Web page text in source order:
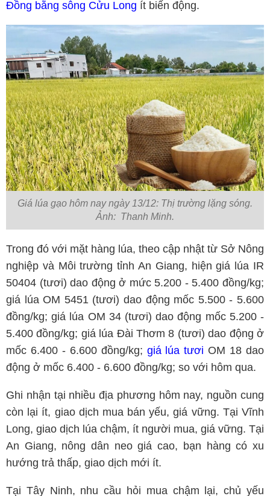
Đồng bằng sông Cửu Long ít biến động.
Giá lúa gạo hôm nay ngày 13/12: Thị trường lặng sóng.
Ảnh: Thanh Minh.
Trong đó với mặt hàng lúa, theo cập nhật từ Sở Nông
nghiệp và Môi trường tỉnh An Giang, hiện giá lúa IR
50404 (tươi) dao động ở mức 5.200 - 5.400 đồng/kg;
giá lúa OM 5451 (tươi) dao động mốc 5.500 - 5.600
đồng/kg; giá lúa OM 34 (tươi) dao động mốc 5.200 -
5.400 đồng/kg; giá lúa Đài Thơm 8 (tươi) dao động ở
mốc 6.400 - 6.600 đồng/kg; giá lúa tươi OM 18 dao
động ở mốc 6.400 - 6.600 đồng/kg; so với hôm qua.
Ghi nhận tại nhiều địa phương hôm nay, nguồn cung
còn lại ít, giao dịch mua bán yếu, giá vững. Tại Vĩnh
Long, giao dịch lúa chậm, ít người mua, giá vững. Tại
An Giang, nông dân neo giá cao, bạn hàng có xu
hướng trả thấp, giao dịch mới ít.
Tại Tây Ninh, nhu cầu hỏi mua chậm lại, chủ yếu